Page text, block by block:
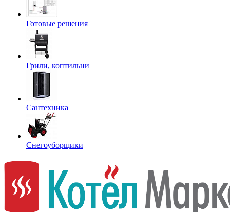
Готовые решения
Грили, коптильни
Сантехника
Снегоуборщики